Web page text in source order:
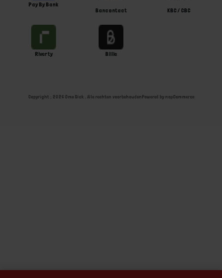
Pay By Bank
Bancontact
KBC / CBC
Riverty Billie
Copyright ; 2026 Ome Dick . Alle rechten voorbehoudenPowered by nopCommerce